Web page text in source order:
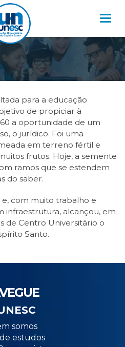
para a educação
de propiciar à
a oportunidade de um
o jurídico. Foi uma
em terreno fértil e
frutos. Hoje, a semente
ramos que se estendem
do saber.
com muito trabalho e
infraestrutura, alcançou, em
de Centro Universitário o
Santo.
somos
estudos